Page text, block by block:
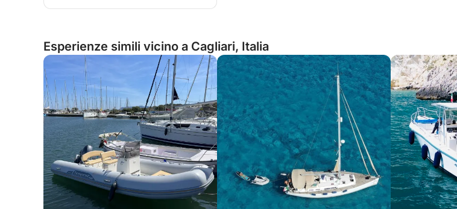
Esperienze simili vicino a Cagliari, Italia